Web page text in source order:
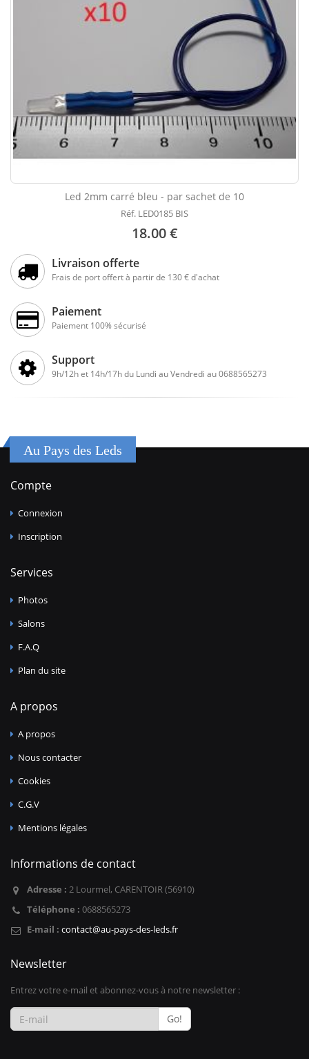
Led 2mm carré bleu - par sachet de 10
Réf. LED0185 BIS
18.00 €
Livraison offerte
Frais de port offert à partir de 130 € d'achat
Paiement
Paiement 100% sécurisé
Support
9h/12h et 14h/17h du Lundi au Vendredi au 0688565273
Au Pays des Leds
Compte
Connexion
Inscription
Services
Photos
Salons
F.A.Q
Plan du site
A propos
A propos
Nous contacter
Cookies
C.G.V
Mentions légales
Informations de contact
Adresse : 2 Lourmel, CARENTOIR (56910)
Téléphone : 0688565273
E-mail : contact@au-pays-des-leds.fr
Newsletter
Entrez votre e-mail et abonnez-vous à notre newsletter :
Go!